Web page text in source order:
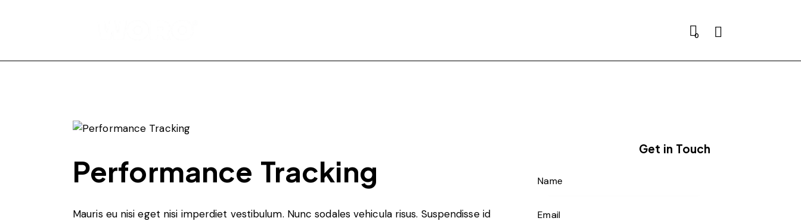
0
Performance Tracking
Mauris eu nisi eget nisi imperdiet vestibulum. Nunc sodales vehicula risus. Suspendisse id
Get in Touch